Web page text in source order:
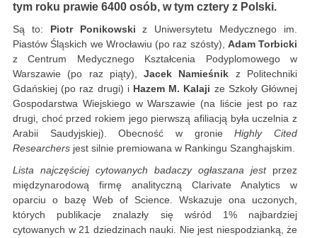
tym roku prawie 6400 osób, w tym cztery z Polski.
Są to: Piotr Ponikowski z Uniwersytetu Medycznego im.
Piastów Śląskich we Wrocławiu (po raz szósty), Adam Torbicki
z Centrum Medycznego Kształcenia Podyplomowego w
Warszawie (po raz piąty),Jacek Namieśnik z Politechniki
Gdańskiej (po raz drugi) i Hazem M. Kalaji ze Szkoły Głównej
Gospodarstwa Wiejskiego w Warszawie (na liście jest po raz
drugi, choć przed rokiem jego pierwszą afiliacją była uczelnia z
Arabii Saudyjskiej). Obecność w gronieHighly Cited
Researchers jest silnie premiowana w Rankingu Szanghajskim.
Lista najczęściej cytowanych badaczy ogłaszana jest przez
międzynarodową firmę analityczną Clarivate Analytics w
oparciu o bazę Web of Science. Wskazuje ona uczonych,
których publikacje znalazły się wśród 1% najbardziej
cytowanych w 21 dziedzinach nauki. Nie jest niespodzianką, że